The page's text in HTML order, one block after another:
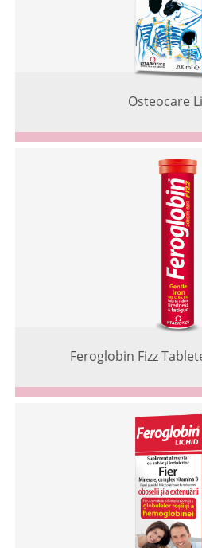
Osteocare
Feroglobin Fizz